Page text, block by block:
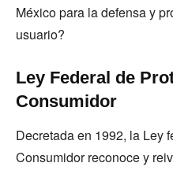
México para la defensa y
usuario?
Ley Federal de
Consumidor
Decretada en 1992, la Ley
Consumidor reconoce y